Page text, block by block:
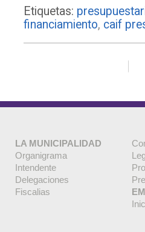
Etiquetas:
financiamiento, caif